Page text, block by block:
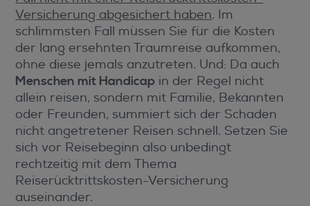
Versicherung abgesichert haben. Im
schlimmsten Fall müssen Sie für die Kosten
der lang ersehnten Traumreise aufkommen,
ohne diese jemals anzutreten. Und: Da auch
Menschen mit Handicap in der Regel nicht
allein reisen, sondern mit Familie, Bekannten
oder Freunden, summiert sich der Schaden
nicht angetretener Reisen schnell. Setzen Sie
sich vor Reisebeginn also unbedingt
rechtzeitig mit dem Thema
Reiserücktrittskosten-Versicherung
auseinander.